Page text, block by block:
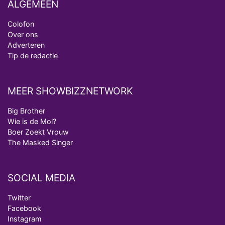
ALGEMEEN
Colofon
Over ons
Adverteren
Tip de redactie
MEER SHOWBIZZNETWORK
Big Brother
Wie is de Mol?
Boer Zoekt Vrouw
The Masked Singer
SOCIAL MEDIA
Twitter
Facebook
Instagram